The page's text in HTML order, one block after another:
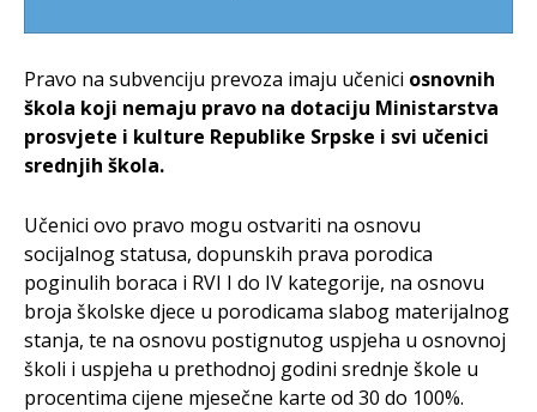
Pravo na subvenciju prevoza imaju učenici osnovnih
škola koji nemaju pravo na dotaciju Ministarstva
prosvjete i kulture Republike Srpske i svi učenici
srednjih škola.
Učenici ovo pravo mogu ostvariti na osnovu
socijalnog statusa, dopunskih prava porodica
poginulih boraca i RVI I do IV kategorije, na osnovu
broja školske djece u porodicama slabog materijalnog
stanja, te na osnovu postignutog uspjeha u osnovnoj
školi i uspjeha u prethodnoj godini srednje škole u
procentima cijene mjesečne karte od 30 do 100%.